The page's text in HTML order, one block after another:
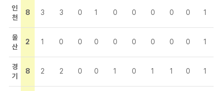
인
천
8 3 3 0 1 0 0 0 0 0 1
울
산
2 1 0 0 0 0 0 0 0 0 1
경
기
8 2 2 0 0 1 0 1 1 0 1